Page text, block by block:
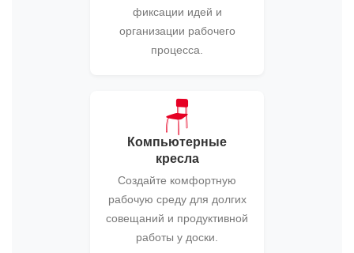
фиксации идей и
организации рабочего
процесса.
🪑
Компьютерные
кресла
Создайте комфортную
рабочую среду для долгих
совещаний и продуктивной
работы у доски.